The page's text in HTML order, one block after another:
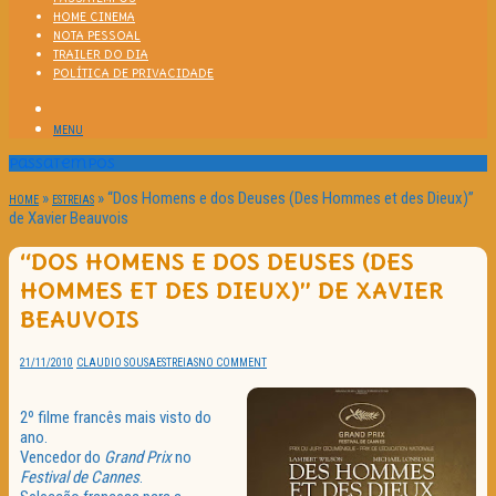
HOME CINEMA
NOTA PESSOAL
TRAILER DO DIA
POLÍTICA DE PRIVACIDADE
MENU
Passatempos
HOME » ESTREIAS »“Dos Homens e dos Deuses (Des Hommes et des Dieux)”
de Xavier Beauvois
“DOS HOMENS E DOS DEUSES (DES
HOMMES ET DES DIEUX)” DE XAVIER
BEAUVOIS
21/11/2010 CLAUDIO SOUSAESTREIASNO COMMENT
2º filme francês mais visto do
ano.
Vencedor do Grand Prixno
Festival de Cannes.